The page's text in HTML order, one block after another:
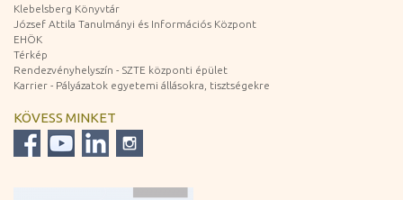
Klebelsberg Könyvtár
József Attila Tanulmányi és Információs Központ
EHÖK
Térkép
Rendezvényhelyszín - SZTE központi épület
Karrier - Pályázatok egyetemi állásokra, tisztségekre
KÖVESS MINKET